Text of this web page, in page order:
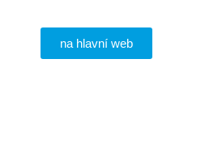
na hlavní web